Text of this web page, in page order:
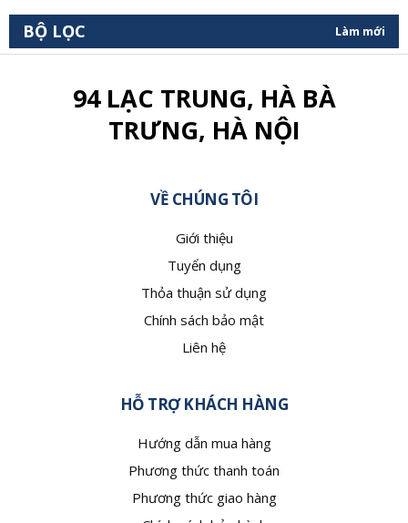
BỘ LỌC Làm mới
94 LẠC TRUNG, HÀ BÀ
TRƯNG, HÀ NỘI
VỀ CHÚNG TÔI
Giới thiệu
Tuyển dụng
Thỏa thuận sử dụng
Chính sách bảo mật
Liên hệ
HỖ TRỢ KHÁCH HÀNG
Hướng dẫn mua hàng
Phương thức thanh toán
Phương thức giao hàng